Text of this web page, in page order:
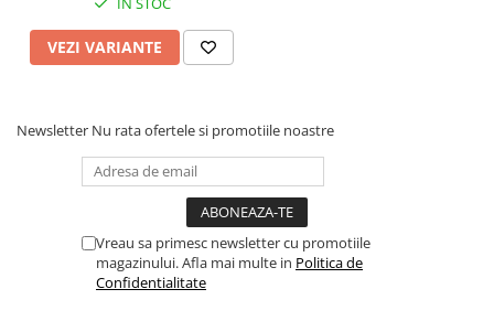
Cârlige spinning
Ancore pescuit
Jig pescuit
Voblere pescuit
Năluci siliconice
Năluci metalice
Accesorii spinning
Vartej pescuit
VEZI VARIANTE
Newsletter Nu rata ofertele si promotiile noastre
Vreau sa primesc newsletter cu promotiile
magazinului. Afla mai multe in Politica de
Confidentialitate